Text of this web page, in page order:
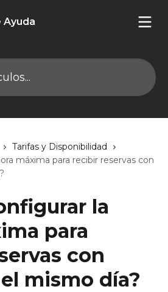
Tarifas y Disponibilidad
máxima para recibir reservas con
la
para
con
mismo día?